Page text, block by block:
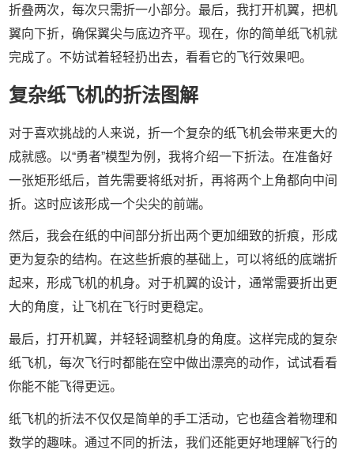
折叠两次，每次只需折一小部分。最后，我打开机翼，把机
翼向下折，确保翼尖与底边齐平。现在，你的简单纸飞机就
完成了。不妨试着轻轻扔出去，看看它的飞行效果吧。
复杂纸飞机的折法图解
对于喜欢挑战的人来说，折一个复杂的纸飞机会带来更大的
成就感。以“勇者”模型为例，我将介绍一下折法。在准备好
一张矩形纸后，首先需要将纸对折，再将两个上角都向中间
折。这时应该形成一个尖尖的前端。
然后，我会在纸的中间部分折出两个更加细致的折痕，形成
更为复杂的结构。在这些折痕的基础上，可以将纸的底端折
起来，形成飞机的机身。对于机翼的设计，通常需要折出更
大的角度，让飞机在飞行时更稳定。
最后，打开机翼，并轻轻调整机身的角度。这样完成的复杂
纸飞机，每次飞行时都能在空中做出漂亮的动作，试试看看
你能不能飞得更远。
纸飞机的折法不仅仅是简单的手工活动，它也蕴含着物理和
数学的趣味。通过不同的折法，我们还能更好地理解飞行的